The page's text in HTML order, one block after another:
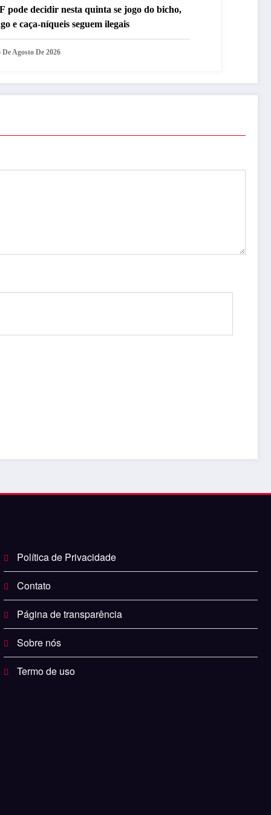
pode decidir nesta quinta se jogo do bicho,
e caça-níqueis seguem ilegais
De Agosto De 2026
Política de Privacidade
Contato
Página de transparência
Sobre nós
Termo de uso